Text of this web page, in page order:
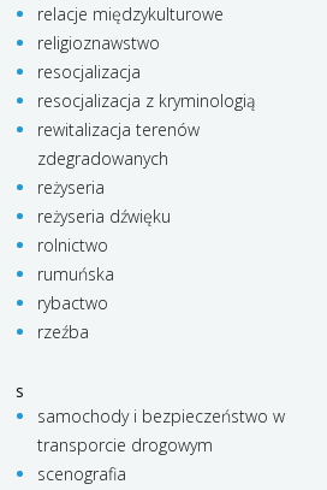
relacje międzykulturowe
religioznawstwo
resocjalizacja
resocjalizacja z kryminologią
rewitalizacja terenów
zdegradowanych
reżyseria
reżyseria dźwięku
rolnictwo
rumuńska
rybactwo
rzeźba
s
samochody i bezpieczeństwo w
transporcie drogowym
scenografia